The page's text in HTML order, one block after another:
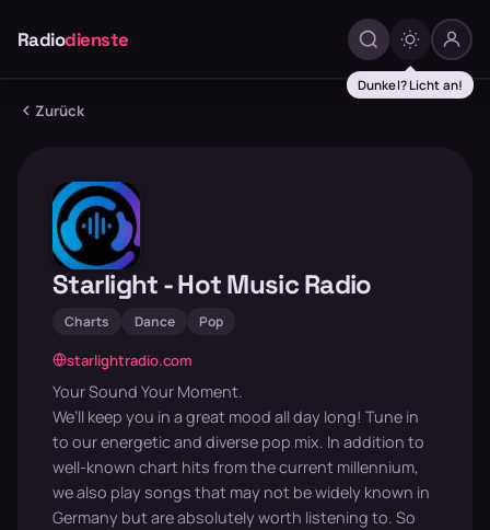
Radiodienste
Dunkel? Licht an!
Zurück
Starlight - Hot Music Radio
Charts Dance Pop
starlightradio.com
Your Sound Your Moment.
We’ll keep you in a great mood all day long! Tune in
to our energetic and diverse pop mix. In addition to
well-known chart hits from the current millennium,
we also play songs that may not be widely known in
Germany but are absolutely worth listening to. So